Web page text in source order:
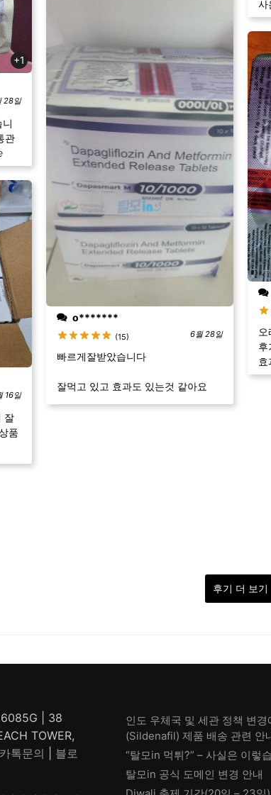
사
+1
28일
관
o*******
(15) 6월 28일
빠르게잘받았습니다
잘먹고 있고 효과도 있는것 같아요
오
후
효
16일
잘
품
후기 더 보기
| 38
TOWER,
카톡문의
블로
인도 우체국 및 세관 정책 변경
(Sildenafil) 제품 배송 관련 안
“탈모in 먹튀?” – 사실은 이렇
탈모in 공식 도메인 변경 안내